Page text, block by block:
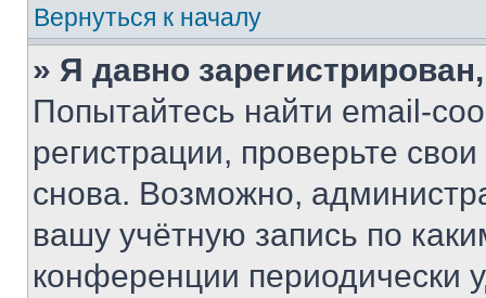
Вернуться к началу
» Я давно
Попытайтесь найти email-
регистрации, проверьте
снова. Возможно,
вашу учётную запись по
конференции периодически